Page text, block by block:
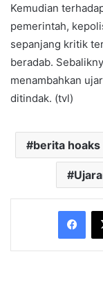
Kemudian
pemerintah,
sepanjang kritik
beradab.
menambahkan
ditindak. (tvl)
berita hoaks